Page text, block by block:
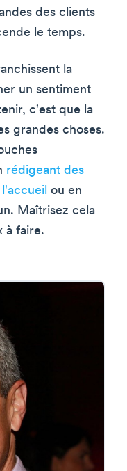
des clients
le temps.
la
un sentiment
c'est que la
grandes choses.
rédigeant des
ou en
Maîtrisez cela
à faire.